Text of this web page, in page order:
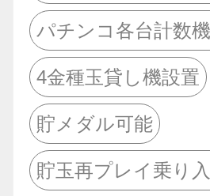
パチンコ各台計数
4金種玉貸し機設置
貯メダル可能
貯玉再プレイ乗り